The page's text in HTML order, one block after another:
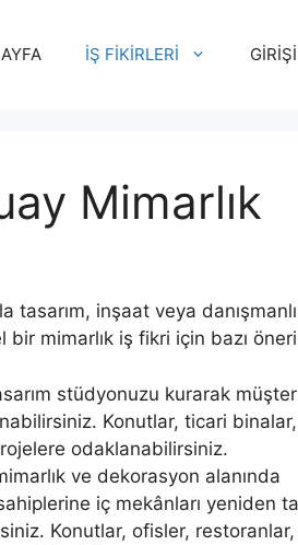
İŞ FİKİRLERİ
Mimarlık
tasarım, inşaat veya
bir mimarlık iş fikri için bazı
stüdyonuzu kurarak
Konutlar, ticari
odaklanabilirsiniz.
ve dekorasyon alanında
iç mekânları yeniden
Konutlar, ofisler,